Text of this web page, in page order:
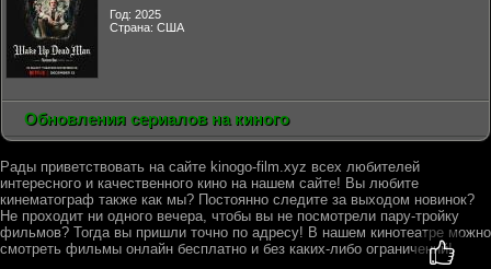
Год: 2025
Страна: США
Обновления сериалов на киного
Рады приветствовать на сайте kinogo-film.xyz всех любителей
интересного и качественного кино на нашем сайте! Вы любите
кинематограф также как мы? Постоянно следите за выходом новинок?
Не проходит ни одного вечера, чтобы вы не посмотрели пару-тройку
фильмов? Тогда вы пришли точно по адресу! В нашем кинотеатре можно
смотреть фильмы онлайн бесплатно и без каких-либо ограничений!